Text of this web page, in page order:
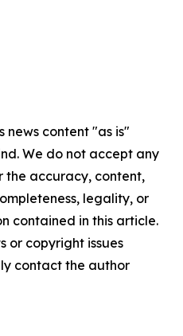
news content "as is"
We do not accept any
the accuracy, content,
legality, or
contained in this article.
or copyright issues
contact the author